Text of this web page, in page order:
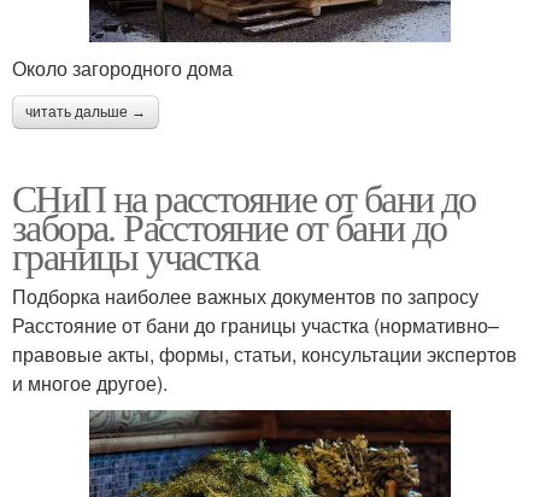
Около загородного дома
читать дальше →
СНиП на расстояние от бани до
забора. Расстояние от бани до
границы участка
Подборка наиболее важных документов по запросу
Расстояние от бани до границы участка (нормативно–
правовые акты, формы, статьи, консультации экспертов
и многое другое).